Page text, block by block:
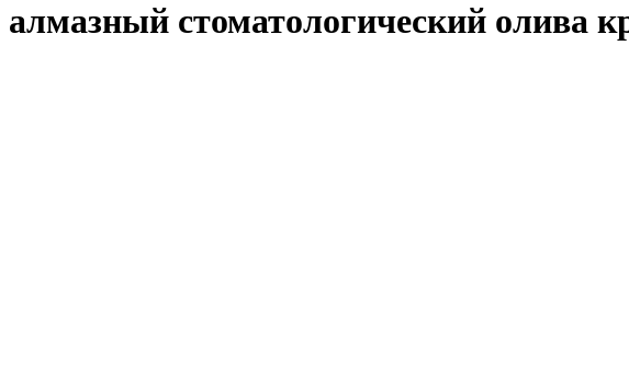
стоматологический олива